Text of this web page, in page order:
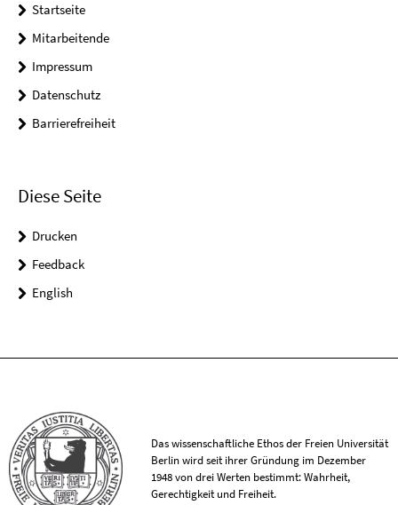
Startseite
Mitarbeitende
Impressum
Datenschutz
Barrierefreiheit
Diese Seite
Drucken
Feedback
English
Das wissenschaftliche Ethos der Freien Universität
Berlin wird seit ihrer Gründung im Dezember
1948 von drei Werten bestimmt: Wahrheit,
Gerechtigkeit und Freiheit.